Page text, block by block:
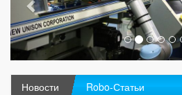
Новости Robo-Статьи